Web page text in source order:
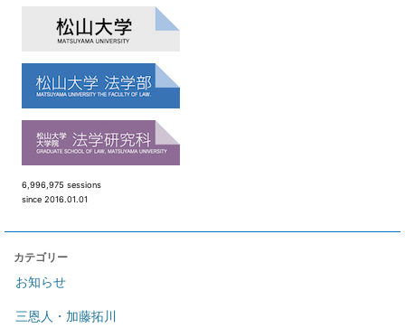
6,996,975 sessions
since 2016.01.01
カテゴリー
お知らせ
三恩人・加藤拓川